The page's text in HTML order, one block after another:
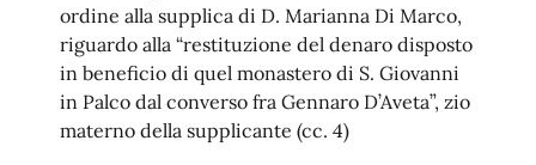
ordine alla supplica di D. Marianna Di Marco,
riguardo alla “restituzione del denaro disposto
in beneficio di quel monastero di S. Giovanni
in Palco dal converso fra Gennaro D’Aveta”, zio
materno della supplicante (cc. 4)